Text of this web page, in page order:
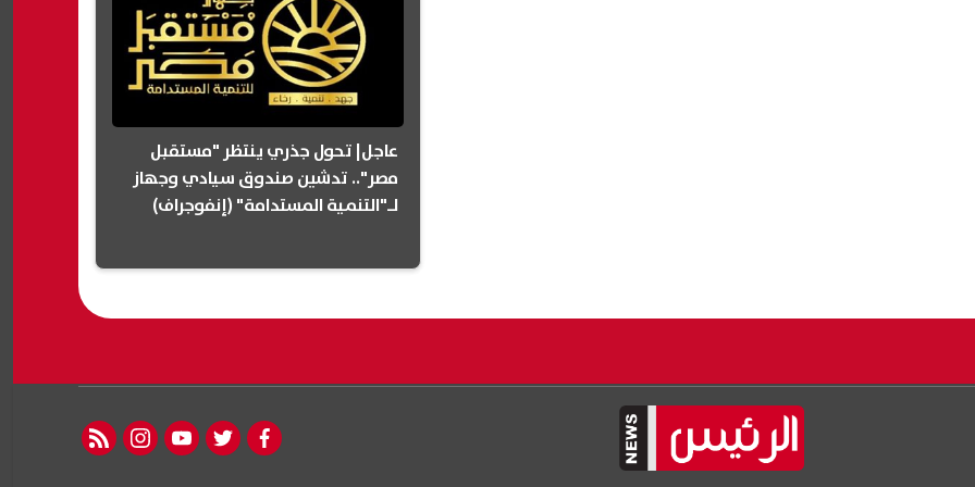
عاجل| تحول جذري ينتظر "مستقبل
مصر".. تدشين صندوق سيادي وجهاز
لـ"التنمية المستدامة" (إنفوجراف)
facebook
twitter
youtube
instagram
rss feed